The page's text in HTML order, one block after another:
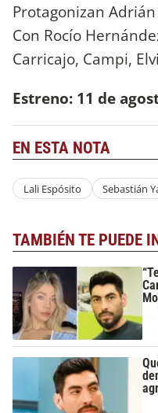
Protagonizan
Con Rocío
Carricajo, Campi,
Estreno: 11 de
EN ESTA NOTA
Lali Espósito Sebastián
TAMBIÉN TE PUEDE